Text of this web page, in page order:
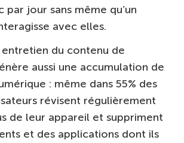
par jour sans même qu’un
avec elles.
entretien du contenu de
aussi une accumulation de
: même dans 55% des
révisent régulièrement
de leur appareil et suppriment
et des applications dont ils